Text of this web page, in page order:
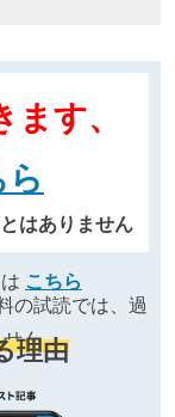
す、
はありません
こちら
の試読では、過
ん
理由